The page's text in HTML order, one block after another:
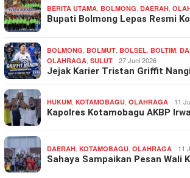
BERITA UTAMA BOLMONG DAERAH
Bupati Bolmong Lepas Resmi
BOLMONG BOLMUT BOLSEL BOLTIM
OLAHRAGA SULUT 27 Juni 2026
Jejak Karier Tristan Griffit
HUKUM KOTAMOBAGU OLAHRAGA 11
Kapolres Kotamobagu AKBP
DAERAH KOTAMOBAGU OLAHRAGA 11
Sahaya Sampaikan Pesan Wali